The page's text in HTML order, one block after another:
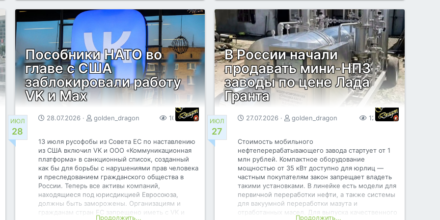
практически бесшумный. Габариты устройства
очень компакты, доступен функционал для
встройки в вашу мебель или кухню. Усиленная
защита двигателя от перенапряжения по сети.
Намордники на работников - скоро во всех
офисах мира. А далее каждому человеку на
планете по наморднику.
Вот оно - светлое будущее человечества... В
намордниках и под цифровым рабством
Пособники НАТО во
главе с США
заблокировали работу
VK и Max
ИЮЛ
28
28.07.2026 golden_dragon 105 0
13 июля русофобы из Совета ЕС по наставлению
из США включил VK и ООО «Коммуникационная
платформа» в санкционный список, созданный
как бы для борьбы с нарушениями прав человека
и преследованием гражданского общества в
России. Теперь все активы компаний,
находящиеся под юрисдикцией Евросоюза,
должны быть заморожены. Организациям и
гражданам стран ЕС запрещено иметь с VK и
Продолжить...
В России начали
продавать мини-НПЗ
заводы по цене Лада
Гранта
ИЮЛ
27
27.07.2026 golden_dragon 120 0
Стоимость мобильного
нефтеперерабатывающего завода стартует от 1
млн рублей. Компактное оборудование
мощностью от 35 кВт доступно для юрлиц —
частным покупателям закон запрещает владеть
такими установками. В линейке есть модели для
первичной переработки нефти, а также системы
для вакуумной переработки мазута и
отработанных масел. Для выпуска качественного
Продолжить...